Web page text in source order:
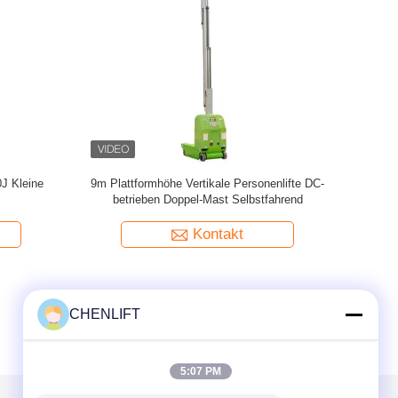
10m
Doppelmast-Handhub-Vertikalhubarbeitsbühne
für 10 m Plattformhöhe
Kontakt
CHENLIFT
5:07 PM